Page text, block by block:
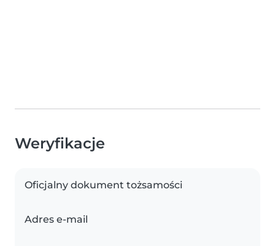
Weryfikacje
Oficjalny dokument tożsamości
Adres e-mail